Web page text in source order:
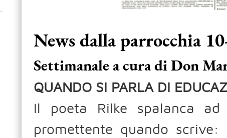
News dalla parrocchia
Settimanale a cura di Don
QUANDO SI PARLA DI
Il poeta Rilke spalanca
promettente quando